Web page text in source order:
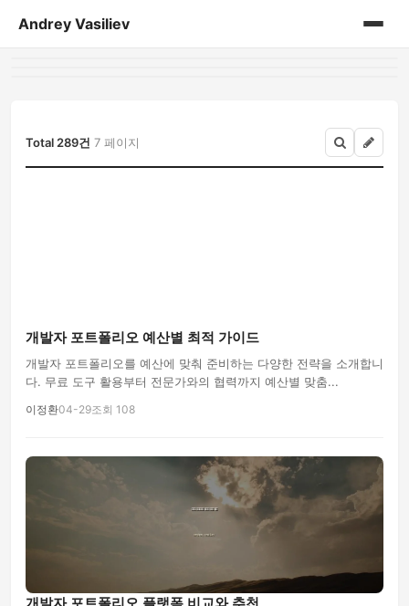
Andrey Vasiliev
my-life
no-sql
Total 289건 7 페이지
개발자 포트폴리오 예산별 최적 가이드
개발자 포트폴리오를 예산에 맞춰 준비하는 다양한 전략을 소개합니
다. 무료 도구 활용부터 전문가와의 협력까지 예산별 맞춤...
이정환04-29조회 108
개발자 포트폴리오 플랫폼 비교와 추천